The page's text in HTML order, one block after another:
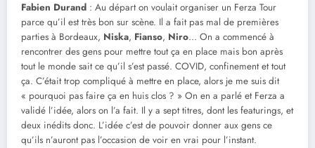
Fabien Durand : Au départ on voulait organiser un Ferza Tour
parce qu’il est très bon sur scène. Il a fait pas mal de premières
parties à Bordeaux, Niska, Fianso, Niro… On a commencé à
rencontrer des gens pour mettre tout ça en place mais bon après
tout le monde sait ce qu’il s’est passé. COVID, confinement et tout
ça. C’était trop compliqué à mettre en place, alors je me suis dit
« pourquoi pas faire ça en huis clos ? » On en a parlé et Ferza a
validé l’idée, alors on l’a fait. Il y a sept titres, dont les featurings, et
deux inédits donc. L’idée c’est de pouvoir donner aux gens ce
qu’ils n’auront pas l’occasion de voir en vrai pour l’instant.